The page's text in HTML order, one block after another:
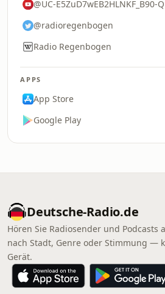
@UC-E5ZuD7wEB2HLNKF_B90-Q
@radioregenbogen
Radio Regenbogen
APPS
App Store
Google Play
Deutsche-Radio.de
Hören Sie Radiosender und Podcasts
nach Stadt, Genre oder Stimmung —
Gerät.